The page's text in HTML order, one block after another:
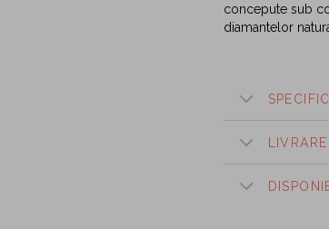
concepute sub
diamantelor